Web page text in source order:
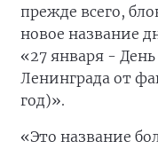
прежде всего,
новое название
«27 января -
Ленинграда от
год)».
«Это название